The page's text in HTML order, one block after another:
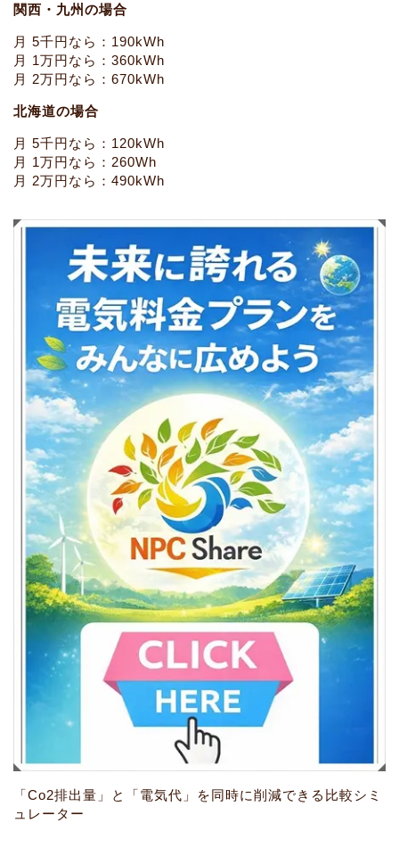
関西・九州の場合
月 5千円なら：190kWh
月 1万円なら：360kWh
月 2万円なら：670kWh
北海道の場合
月 5千円なら：120kWh
月 1万円なら：260Wh
月 2万円なら：490kWh
「Co2排出量」と「電気代」を同時に削減できる比較シミ
ュレーター